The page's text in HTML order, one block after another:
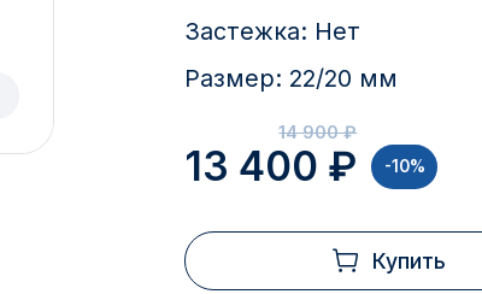
Застежка: Нет
Размер: 22/20 мм
13 400 ₽
14 900 ₽
-10%
Купить